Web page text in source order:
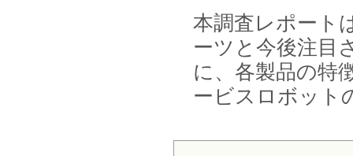
本調査レポート
ーツと今後注目
に、各製品の特
ービスロボット